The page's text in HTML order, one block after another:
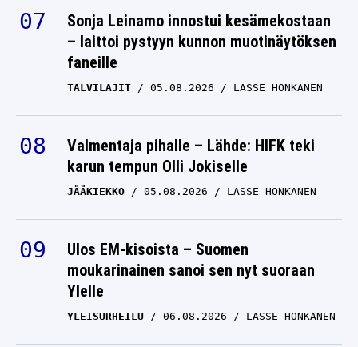
Sonja Leinamo innostui kesämekostaan
– laittoi pystyyn kunnon muotinäytöksen
faneille
TALVILAJIT 05.08.2026 LASSE HONKANEN
Valmentaja pihalle – Lähde: HIFK teki
karun tempun Olli Jokiselle
JÄÄKIEKKO 05.08.2026 LASSE HONKANEN
Ulos EM-kisoista – Suomen
moukarinainen sanoi sen nyt suoraan
Ylelle
YLEISURHEILU 06.08.2026 LASSE HONKANEN